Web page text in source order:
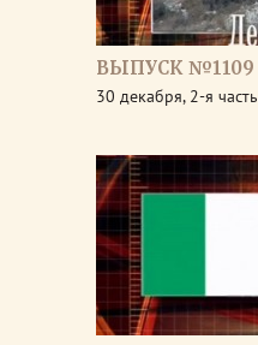
ВЫПУСК №1109
30 декабря, 2-я часть